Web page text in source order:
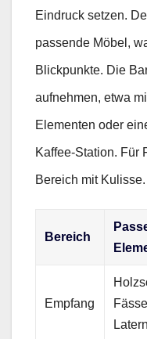
Eindruck setzen.
passende Möbel,
Blickpunkte. Die
aufnehmen, etwa
Elementen oder
Kaffee-Station. Für
Bereich mit Kulisse.
Bereich
Empfang